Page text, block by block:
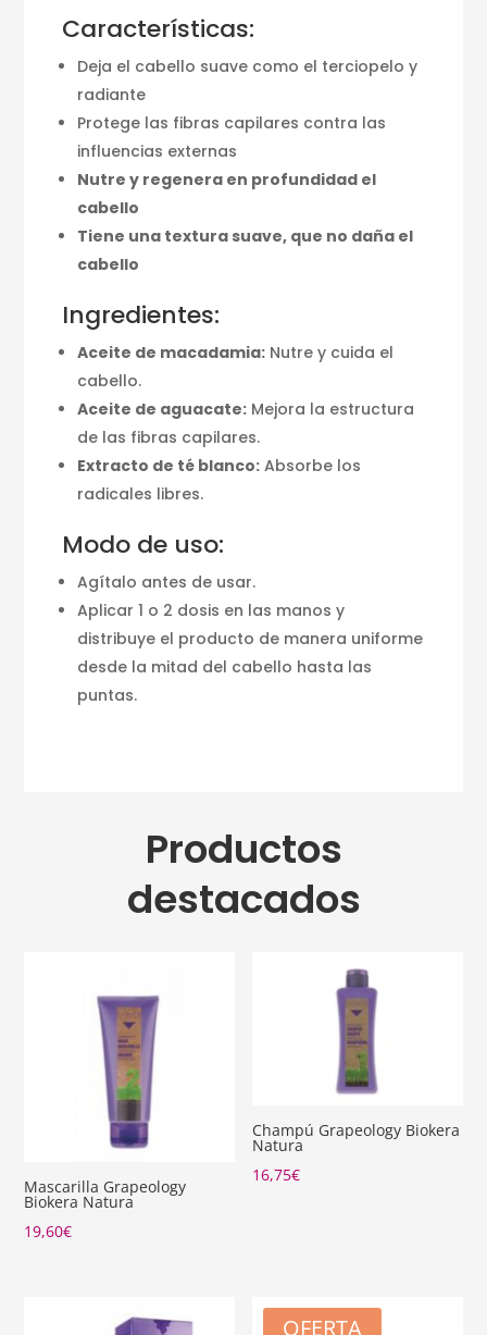
Características:
Deja el cabello suave como el terciopelo y
radiante
Protege las fibras capilares contra las
influencias externas
Nutre y regenera en profundidad el
cabello
Tiene una textura suave, que no daña el
cabello
Ingredientes:
Aceite de macadamia: Nutre y cuida el
cabello.
Aceite de aguacate: Mejora la estructura
de las fibras capilares.
Extracto de té blanco: Absorbe los
radicales libres.
Modo de uso:
Agítalo antes de usar.
Aplicar 1 o 2 dosis en las manos y
distribuye el producto de manera uniforme
desde la mitad del cabello hasta las
puntas.
Productos
destacados
Mascarilla Grapeology
Biokera Natura
19,60€
Champú Grapeology Biokera
Natura
16,75€
OFERTA